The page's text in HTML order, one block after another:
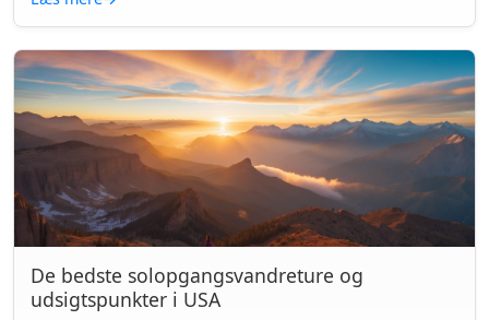
De bedste solopgangsvandreture og
udsigtspunkter i USA